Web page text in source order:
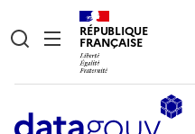
RÉPUBLIQUE
FRANÇAISE